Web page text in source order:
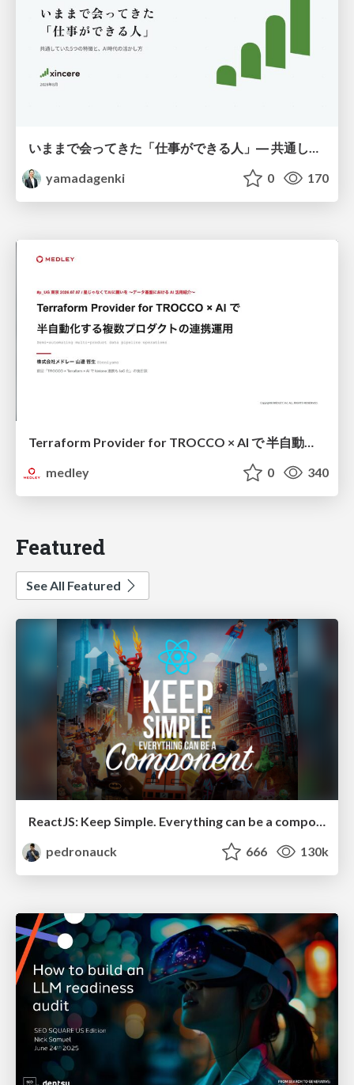
yamadagenki
0 170
Terraform Provider for TROCCO × AI で 半自動化する複数プロダクトの連携運用 / Semi-Automating Multi-Product Data Integration Ops with the Terraform Provider for TROCCO × AI
medley
0 340
Featured
See All Featured
ReactJS: Keep Simple. Everything can be a component!
pedronauck
666 130k